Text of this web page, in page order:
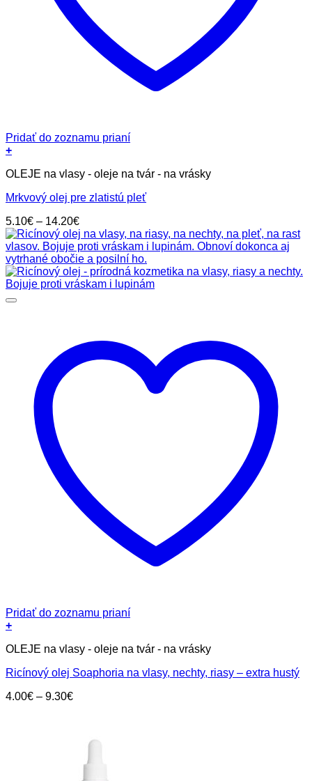
Pridať do zoznamu prianí
+
produkt
viacero
Možnosti
si
môžete
vybrať
na
stránke
produktu.
OLEJE na vlasy - oleje na tvár - na vrásky
Mrkvový olej pre zlatistú pleť
5.10€ – 14.20€Price
range:
5.10€
through
14.20€
Pridať do zoznamu prianí
+
produkt
viacero
Možnosti
OLEJE na vlasy - oleje na tvár - na vrásky
Ricínový olej Soaphoria na vlasy, nechty, riasy – extra hustý
4.00€ – 9.30€Price
9.30€